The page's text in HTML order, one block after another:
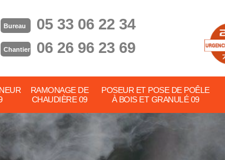
Bureau 05 33 06 22 34
Chantier 06 26 96 23 69
RAMONAGE DE
CHAUDIÈRE 09
POSEUR ET POSE DE POÊLE
À BOIS ET GRANULÉ 09